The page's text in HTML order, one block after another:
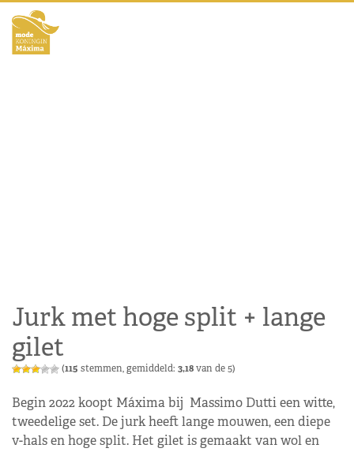
Jurk met hoge split + lange
gilet
(115 stemmen, gemiddeld: 3,18van de 5)
Begin 2022 koopt Máxima bij Massimo Dutti een witte,
tweedelige set. De jurk heeft lange mouwen, een diepe
v-hals en hoge split. Het gilet is gemaakt van wol en